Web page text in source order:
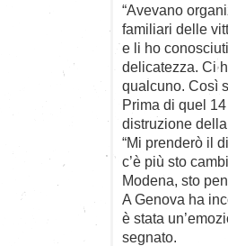
“Avevano
familiari delle
e li ho
delicatezza. Ci
qualcuno. Così
Prima di quel
distruzione
“Mi prenderò il
c’è più sto
Modena, sto
A Genova ha
è stata
segnato.